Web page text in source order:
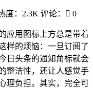
度：2.3K 评论： 0
应用图标上方总是带着
样的烦恼：一旦订阅了
日头条的通知角标就会
整洁性，还让人感觉手
理负担。其实，完全可